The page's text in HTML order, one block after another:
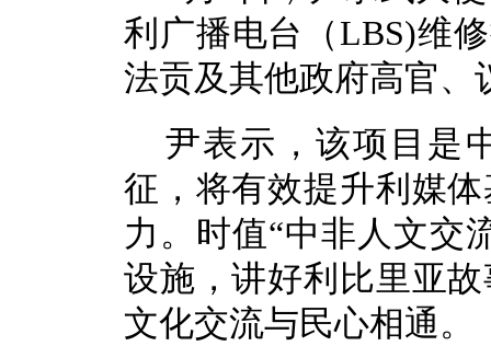
利广播电台（LBS)维
法贡及其他政府高官、
尹表示，该项目是
征，将有效提升利媒
力。时值“中非人文交
设施，讲好利比里亚
文化交流与民心相通。